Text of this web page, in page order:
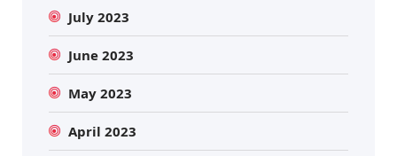
July 2023
June 2023
May 2023
April 2023